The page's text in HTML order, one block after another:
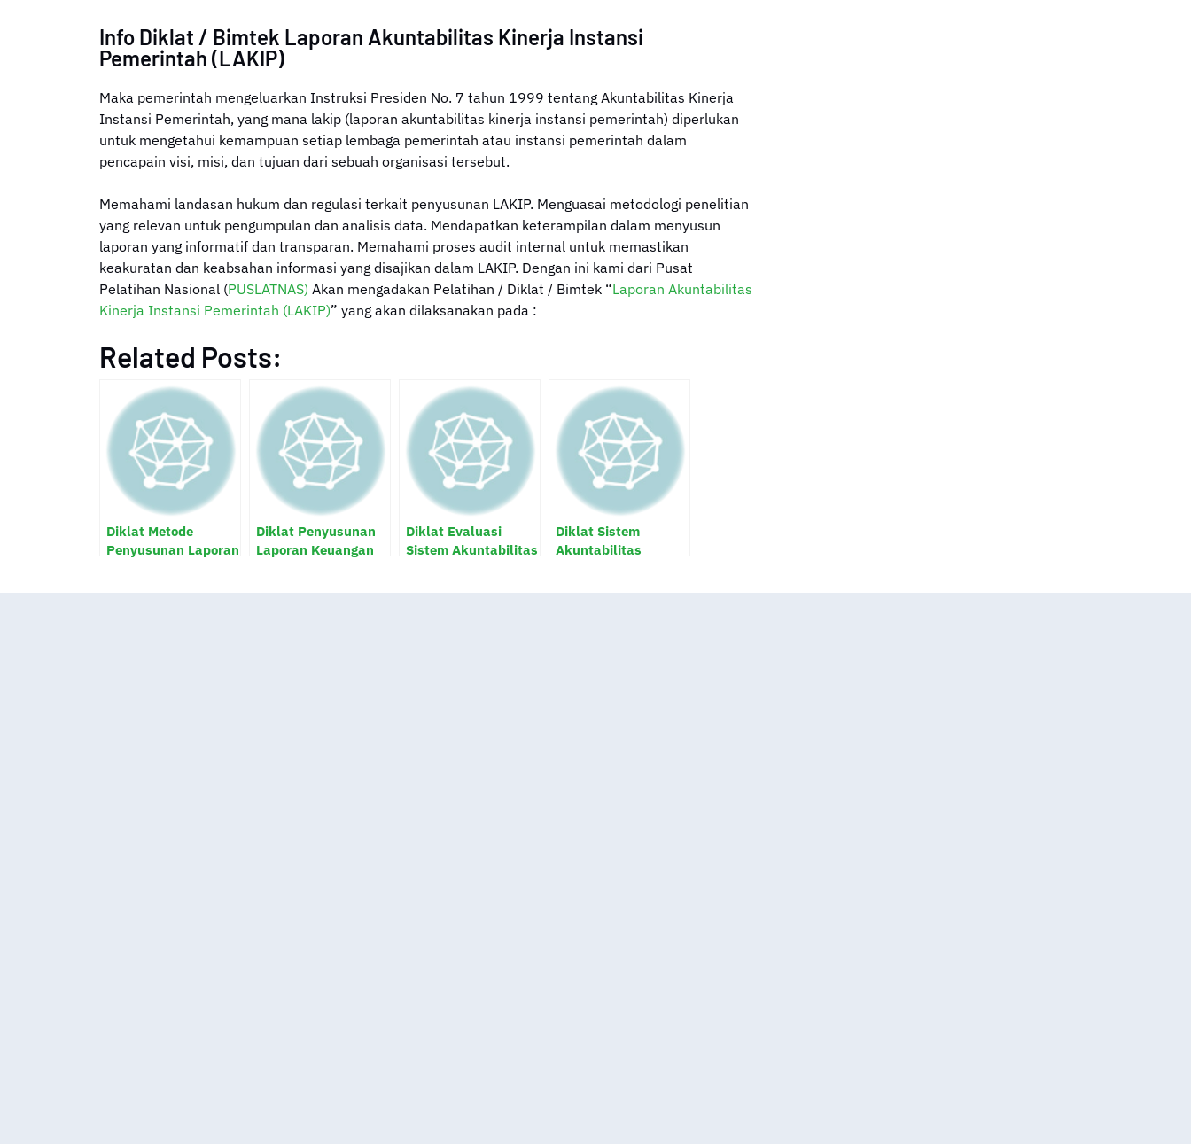
Info Diklat / Bimtek Laporan Akuntabilitas Kinerja Instansi
Pemerintah (LAKIP)
Maka pemerintah mengeluarkan Instruksi Presiden No. 7 tahun 1999 tentang Akuntabilitas Kinerja
Instansi Pemerintah, yang mana lakip (laporan akuntabilitas kinerja instansi pemerintah) diperlukan
untuk mengetahui kemampuan setiap lembaga pemerintah atau instansi pemerintah dalam
pencapain visi, misi, dan tujuan dari sebuah organisasi tersebut.
Memahami landasan hukum dan regulasi terkait penyusunan LAKIP. Menguasai metodologi penelitian
yang relevan untuk pengumpulan dan analisis data. Mendapatkan keterampilan dalam menyusun
laporan yang informatif dan transparan. Memahami proses audit internal untuk memastikan
keakuratan dan keabsahan informasi yang disajikan dalam LAKIP. Dengan ini kami dari Pusat
Pelatihan Nasional (PUSLATNAS) Akan mengadakan Pelatihan / Diklat / Bimtek “Laporan Akuntabilitas
Kinerja Instansi Pemerintah (LAKIP)” yang akan dilaksanakan pada :
Related Posts:
Diklat Metode
Penyusunan Laporan
Diklat Penyusunan
Laporan Keuangan
Diklat Evaluasi
Sistem Akuntabilitas
Diklat Sistem
Akuntabilitas